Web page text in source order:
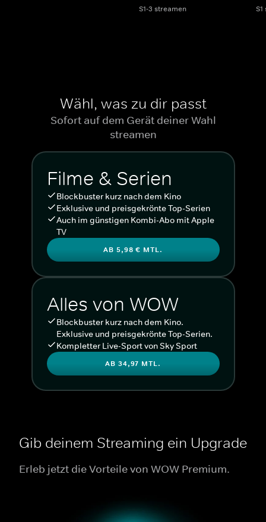
S1-3 streamen
Wähl, was zu dir passt
Sofort auf dem Gerät deiner Wahl
streamen
Filme & Serien
Blockbuster kurz nach dem Kino
Exklusive und preisgekrönte Top-Serien
Auch im günstigen Kombi-Abo mit Apple
TV
AB 5,98 € MTL.
Alles von WOW
Blockbuster kurz nach dem Kino.
Exklusive und preisgekrönte Top-Serien.
Kompletter Live-Sport von Sky Sport
AB 34,97 MTL.
Gib deinem Streaming ein Upgrade
Erleb jetzt die Vorteile von WOW Premium.